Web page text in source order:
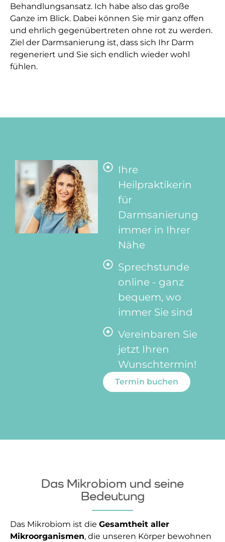
Behandlungsansatz. Ich habe also das große
Ganze im Blick. Dabei können Sie mir ganz offen
und ehrlich gegenübertreten ohne rot zu werden.
Ziel der Darmsanierung ist, dass sich Ihr Darm
regeneriert und Sie sich endlich wieder wohl
fühlen.
Ihre
Heilpraktikerin
für
Darmsanierung
immer in Ihrer
Nähe
Sprechstunde
online - ganz
bequem, wo
immer Sie sind
Vereinbaren Sie
jetzt Ihren
Wunschtermin!
Termin buchen
Das Mikrobiom und seine
Bedeutung
Das Mikrobiom ist die Gesamtheit aller
Mikroorganismen, die unseren Körper bewohnen